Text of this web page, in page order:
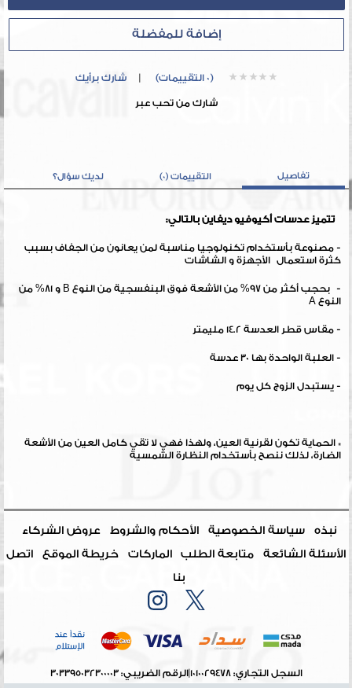
إضافة للمفضلة
(0 التقييمات) |شارك برأيك
شارك من تحب عبر
تفاصيل التقييمات (0) لديك سؤال؟
تتميز عدسات أكيوفيو ديفاين بالتالي:
- مصنوعة بأستخدام تكنولوجيا مناسبة لمن يعانون من الجفاف بسبب
كثرة استعمال الأجهزة و الشاشات
- بحجب أكثر من 97% من الأشعة فوق البنفسجية من النوع B و 81% من
النوع A
- مقاس قطر العدسة 14.2 مليمتر
- العلبة الواحدة بها 30 عدسة
- يستبدل الزوج كل يوم
* الحماية تكون لقرنية العين، ولهذا فهي لا تقي كامل العين من الأشعة
الضارة، لذلك ننصح بأستخدام النظارة الشمسية
نبذه سياسة الخصوصية الأحكام والشروط
عروض الشركاء
الأسئلة الشائعة
متابعة الطلب الماركات خريطة الموقع
اتصل
بنا
السجل التجاري: 1010029478 |الرقم الضريبي: 303395032300003